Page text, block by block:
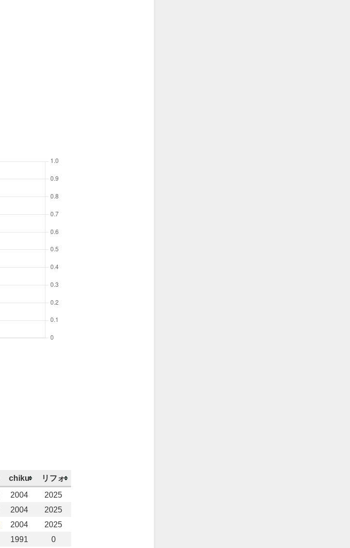
chiku リフォ
2004
2025
2004
2025
2004
2025
1991 0